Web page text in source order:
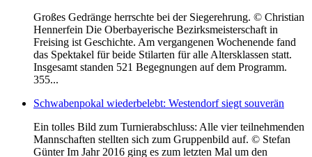
Großes Gedränge herrschte bei der Siegerehrung. © Christian
Hennerfein Die Oberbayerische Bezirksmeisterschaft in
Freising ist Geschichte. Am vergangenen Wochenende fand
das Spektakel für beide Stilarten für alle Altersklassen statt.
Insgesamt standen 521 Begegnungen auf dem Programm.
355...
Schwabenpokal wiederbelebt: Westendorf siegt souverän
Ein tolles Bild zum Turnierabschluss: Alle vier teilnehmenden
Mannschaften stellten sich zum Gruppenbild auf. © Stefan
Günter Im Jahr 2016 ging es zum letzten Mal um den